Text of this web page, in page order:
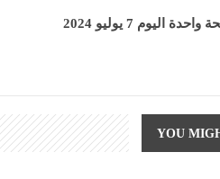
7 يوليو 2024
YOU